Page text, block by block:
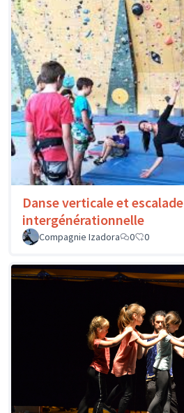
Danse verticale et escalade
intergénérationnelle
Compagnie Izadora
0 0